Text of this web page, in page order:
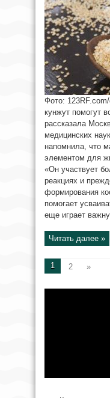
Фото:
кунжут помогут
рассказала
медицинских
напомнила, что
элементом для
«Он участвует
реакциях и
формирования
помогает
еще играет
Читать далее »
1 2 »